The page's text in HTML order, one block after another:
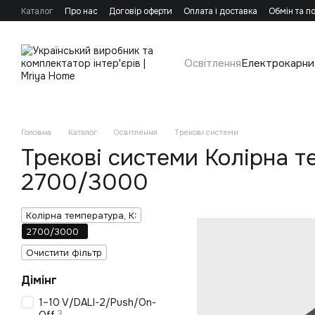
Перейти до основного контенту
Каталог Про нас Договір оферти Оплата і доставка Обмін та
Освітлення
Головна Каталог Освітлення Трекові системи
Трекові системи Колірна
2700/3000
Колірна температура, K:
2700/3000
Очистити фільтр
Дімінг
1–10 V/DALI-2/Push/On-